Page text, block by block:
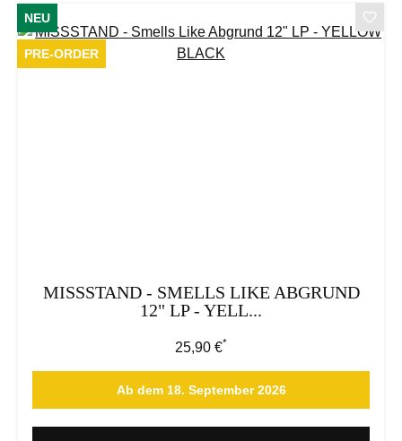
NEU
PRE-ORDER
MISSSTAND - SMELLS LIKE ABGRUND
12" LP - YELL...
Regulärer Preis:
25,90 €*
Ab dem 18. September 2026